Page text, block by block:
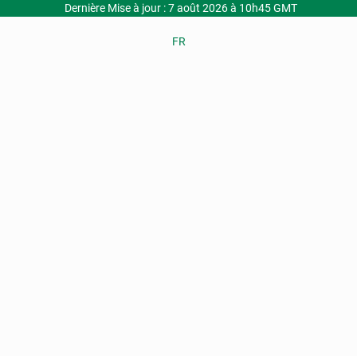
Dernière Mise à jour : 7 août 2026 à 10h45 GMT
FR